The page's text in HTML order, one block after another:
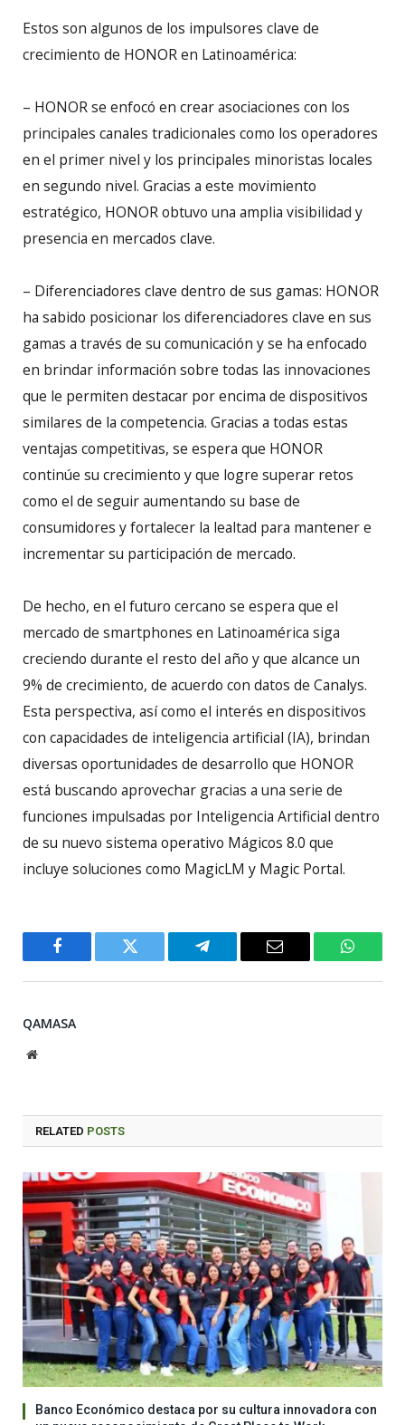
Estos son algunos de los impulsores clave de
crecimiento de HONOR en Latinoamérica:
– HONOR se enfocó en crear asociaciones con los
principales canales tradicionales como los operadores
en el primer nivel y los principales minoristas locales
en segundo nivel. Gracias a este movimiento
estratégico, HONOR obtuvo una amplia visibilidad y
presencia en mercados clave.
– Diferenciadores clave dentro de sus gamas: HONOR
ha sabido posicionar los diferenciadores clave en sus
gamas a través de su comunicación y se ha enfocado
en brindar información sobre todas las innovaciones
que le permiten destacar por encima de dispositivos
similares de la competencia. Gracias a todas estas
ventajas competitivas, se espera que HONOR
continúe su crecimiento y que logre superar retos
como el de seguir aumentando su base de
consumidores y fortalecer la lealtad para mantener e
incrementar su participación de mercado.
De hecho, en el futuro cercano se espera que el
mercado de smartphones en Latinoamérica siga
creciendo durante el resto del año y que alcance un
9% de crecimiento, de acuerdo con datos de Canalys.
Esta perspectiva, así como el interés en dispositivos
con capacidades de inteligencia artificial (IA), brindan
diversas oportunidades de desarrollo que HONOR
está buscando aprovechar gracias a una serie de
funciones impulsadas por Inteligencia Artificial dentro
de su nuevo sistema operativo Mágicos 8.0 que
incluye soluciones como MagicLM y Magic Portal.
Facebook Twitter Telegram Email
QAMASA
Website
RELATED POSTS
Banco Económico destaca por su cultura innovadora con